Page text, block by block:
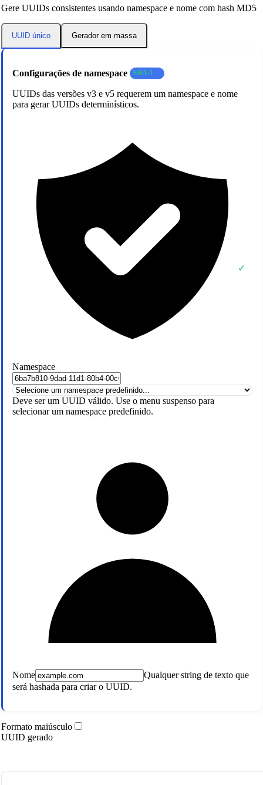
Gere UUIDs consistentes usando namespace e nome com hash MD5
UUID único Gerador em massa
Configurações de namespace SHA-1
UUIDs das versões v3 e v5 requerem um namespace e nome
para gerar UUIDs determinísticos.
Namespace
✓
Deve ser um UUID válido. Use o menu suspenso para
selecionar um namespace predefinido.
Nome
Qualquer string de texto que
será hashada para criar o UUID.
Formato maiúsculo
UUID gerado